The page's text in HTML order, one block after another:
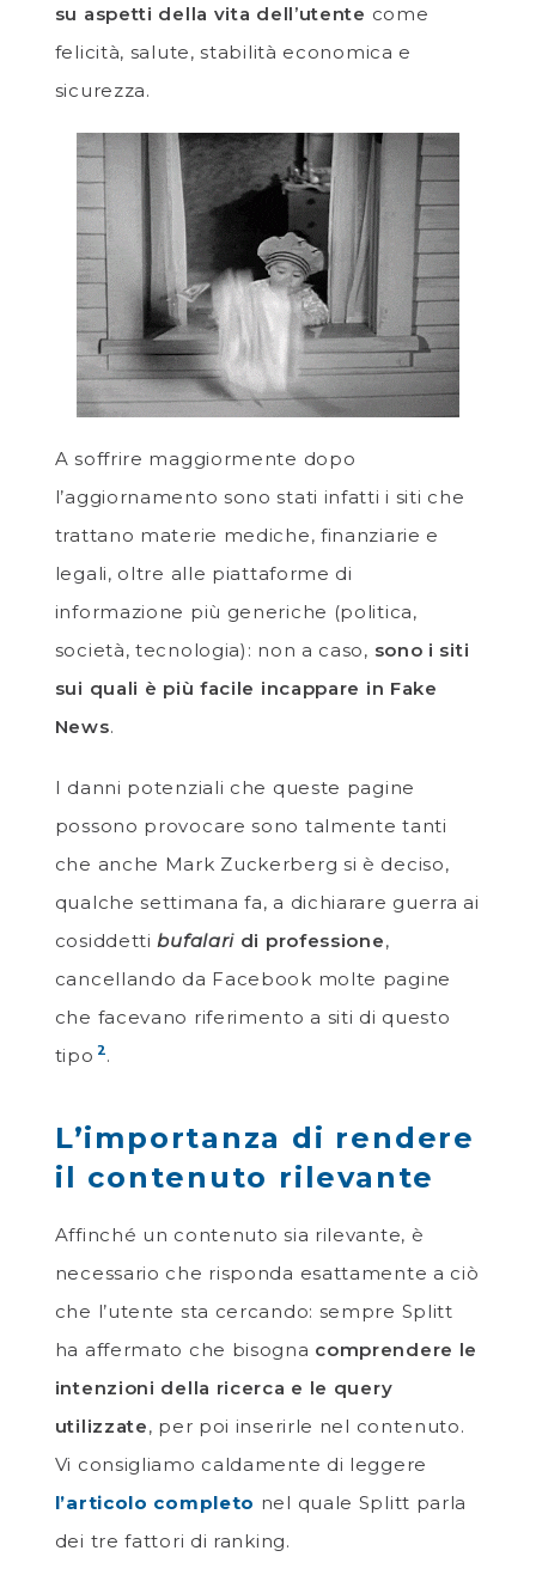
su aspetti della vita dell’utente come
felicità, salute, stabilità economica e
sicurezza.
A soffrire maggiormente dopo
l’aggiornamento sono stati infatti i siti che
trattano materie mediche, finanziarie e
legali, oltre alle piattaforme di
informazione più generiche (politica,
società, tecnologia): non a caso, sono i siti
sui quali è più facile incappare in Fake
News.
I danni potenziali che queste pagine
possono provocare sono talmente tanti
che anche Mark Zuckerberg si è deciso,
qualche settimana fa, a dichiarare guerra ai
cosiddettibufalari di professione,
cancellando da Facebook molte pagine
che facevano riferimento a siti di questo
tipo 2.
L’importanza di rendere
il contenuto rilevante
Affinché un contenuto sia rilevante, è
necessario che risponda esattamente a ciò
che l’utente sta cercando: sempre Splitt
ha affermato che bisogna comprendere le
intenzioni della ricerca e le query
utilizzate, per poi inserirle nel contenuto.
Vi consigliamo caldamente di leggere
l’articolo completo nel quale Splitt parla
dei tre fattori di ranking.